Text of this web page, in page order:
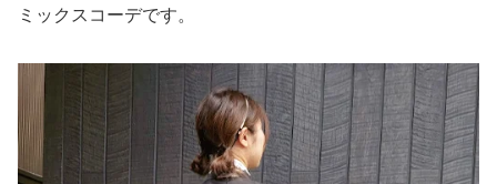
ミックスコーデです。